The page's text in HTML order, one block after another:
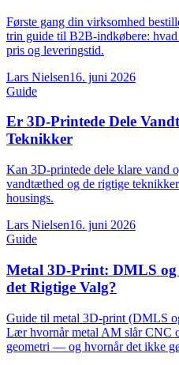
Første gang din virksomhed
trin guide til B2B-indkøbere:
pris og leveringstid.
Lars Nielsen16. juni 2026
Guide
Er 3D-Printede Dele
Teknikker
Kan 3D-printede dele klare vand
vandtæthed og de rigtige
housings.
Lars Nielsen16. juni 2026
Guide
Metal 3D-Print: DMLS
det Rigtige Valg?
Guide til metal 3D-print (DMLS
Lær hvornår metal AM slår CNC
geometri — og hvornår det ikke